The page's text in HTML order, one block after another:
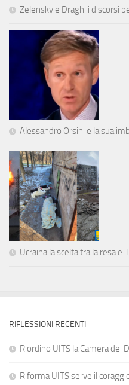
Zelensky e Draghi i discorsi
Alessandro Orsini e la sua
Ucraina la scelta tra la resa e
RIFLESSIONI RECENTI
Riordino UITS la Camera dei
Riforma UITS serve il